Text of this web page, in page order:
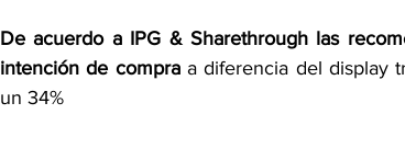
De acuerdo a IPG & Sharethrough las
intención de compra a diferencia del display
un 34%